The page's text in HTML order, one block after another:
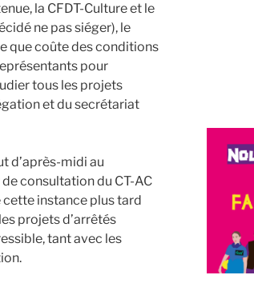
la CFDT-Culture et le
ne pas siéger), le
que coûte des conditions
pour
tous les projets
et du secrétariat
d’après-midi au
consultation du CT-AC
instance plus tard
projets d’arrêtés
tant avec les